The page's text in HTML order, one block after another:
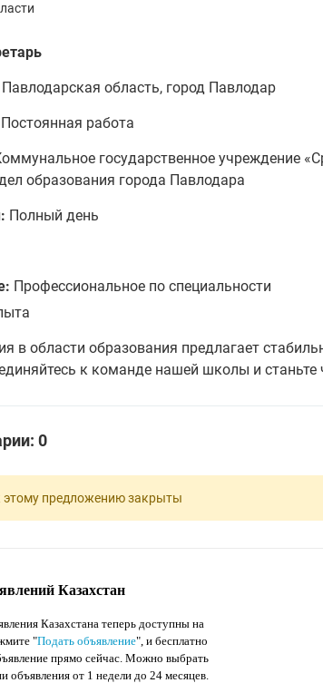
Павлодарская область, город Павлодар
Постоянная работа
государственное учреждение
образования города Павлодара
Полный день
Профессиональное по специальности
в области образования предлагает
к команде нашей школы и станьте
0
этому предложению закрыты
Казахстан
Казахстана теперь доступны на
"Подать объявление", и бесплатно
прямо сейчас. Можно выбрать
объявления от 1 недели до 24 месяцев.